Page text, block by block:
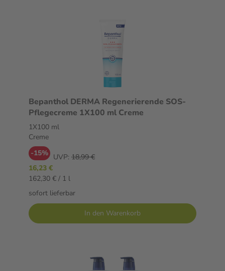
Bepanthol DERMA Regenerierende SOS-
Pflegecreme 1X100 ml Creme
1X100 ml
Creme
-15% UVP: 18,99 €
16,23 €
162,30 € / 1 l
sofort lieferbar
In den Warenkorb